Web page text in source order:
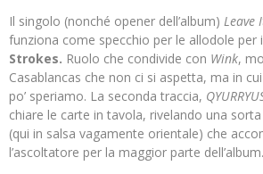
Il singolo (nonché opener dell’album) Leave
funziona come specchio per le allodole per
Strokes. Ruolo che condivide con Wink,
Casablancas che non ci si aspetta, ma in
po’ speriamo. La seconda traccia,
chiare le carte in tavola, rivelando una
(qui in salsa vagamente orientale) che
l’ascoltatore per la maggior parte dell’album.